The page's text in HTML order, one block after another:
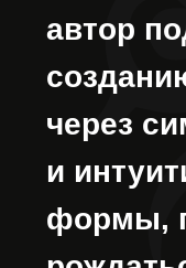
внутренней